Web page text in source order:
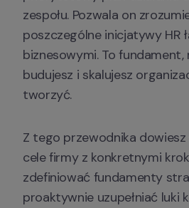
zespołu. Pozwala on
poszczególne inicjatywy HR
biznesowymi. To
budujesz i skalujesz
tworzyć.
Z tego przewodnika dowiesz
cele firmy z konkretnymi
zdefiniować fundamenty
proaktywnie uzupełniać luki